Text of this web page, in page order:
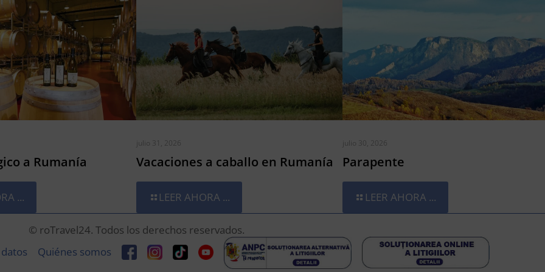
a Rumanía
...
julio 31, 2026
Vacaciones a caballo en Rumanía
LEER AHORA ...
julio 30, 2026
Parapente
LEER AHORA ...
© roTravel24. Todos los derechos reservados.
Quiénes somos